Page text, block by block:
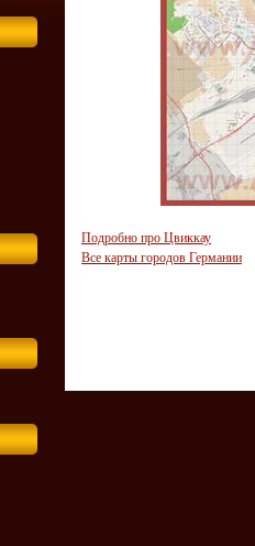
Подробно про Цвиккау
Все карты городов Германии